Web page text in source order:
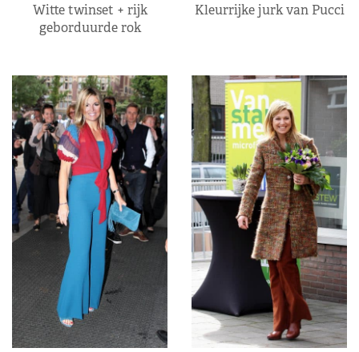
Witte twinset + rijk
geborduurde rok
Kleurrijke jurk van Pucci